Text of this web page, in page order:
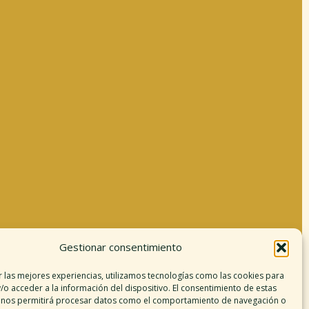
Gestionar consentimiento
las mejores experiencias, utilizamos tecnologías como las cookies para
o acceder a la información del dispositivo. El consentimiento de estas
permitirá procesar datos como el comportamiento de navegación o
Aviso legal